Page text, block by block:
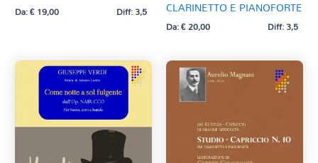
Da:€19,00 Diff: 3,5
CLARINETTO E PIANOFORTE
Da:€20,00 Diff: 3,5